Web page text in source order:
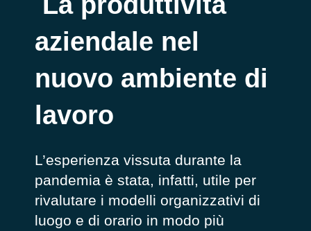
aziendale nel
nuovo ambiente di
lavoro
L’esperienza vissuta durante la
pandemia è stata, infatti, utile per
rivalutare i modelli organizzativi di
luogo e di orario in modo più